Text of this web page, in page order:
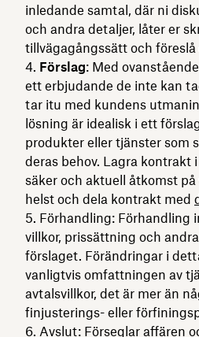
inledande samtal, där ni
och andra detaljer, låter er
tillvägagångssätt och
Förslag: Med
ett erbjudande de inte kan
tar itu med kundens
lösning är idealisk i ett
produkter eller tjänster som
deras behov. Lagra kontrakt
säker och aktuell åtkomst
helst och dela kontrakt med
Förhandling: Förhandling
villkor, prissättning och
förslaget. Förändringar i
vanligtvis omfattningen av
avtalsvillkor, det är mer än
finjusterings- eller
Avslut: Förseglar affären